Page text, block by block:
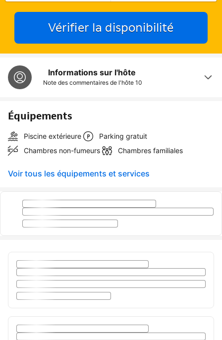
Vérifier la disponibilité
Informations sur l'hôte
Note des commentaires de l'hôte 10
Équipements
Piscine extérieure
Parking gratuit
Chambres non-fumeurs
Chambres familiales
Voir tous les équipements et services